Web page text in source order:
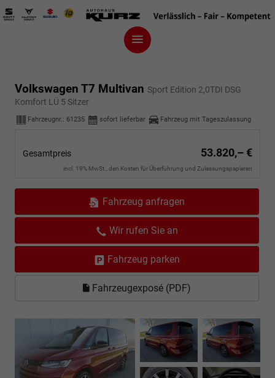
Volkswagen T7 Multivan Sport Edition 2,0TDI DSG
Komfort LÜ 5 Sitzer
Fahrzeugnr.: 61235 sofort lieferbar Fahrzeug mit Tageszulassung
Gesamtpreis 53.820,– €
incl. 19% MwSt., den Kosten für Überführung und Zulassungspapieren
Fahrzeug anfragen
Wir rufen Sie an
Fahrzeug parken
Fahrzeugexposé (PDF)